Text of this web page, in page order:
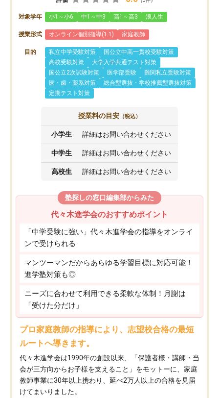
対象学年 小1～小6 中1～中3 高1～高3 浪人生
授業形式 オンライン個別指導(1:1) 家庭教師
目的 私立中学受験対策
国公立中高一貫校受験対策
高校受験対策
大学入学共通テスト対策
国公立2次試験対策
医学部受験
難関私立受験対策
医・歯・薬系対策
総合型選抜・学校推薦型選抜対策
定期テスト対策
授業料の目安 （税込）
小学生 詳細はお問い合わせください
中学生 詳細はお問い合わせください
高校生 詳細はお問い合わせください
塾探しの窓口編集部からみた
代々木進学会のおすすめポイント
「中学受験に強い」代々木進学会の指導をオンライ
ンで受けられる
マンツーマンだからあらゆる学習目標に対応可能！
進学塾対策も◎
ニーズに合わせて利用できる柔軟な体制！月謝は
「受けた分だけ」
プロ家庭教師の指導により、志望校合格の最短
ルートへ導きます。
代々木進学会は1990年の創設以来、「保護者様・講師・当
会が三方向からお子様を支えること」をモットーに、家庭
教師事業に30年以上携わり、延べ2万人以上の合格を見届
けてまいりました。